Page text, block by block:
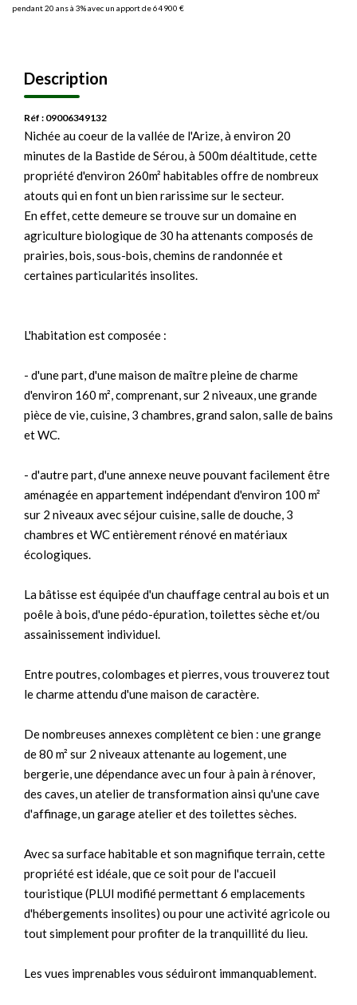
pendant 20 ans à 3% avec un apport de 64 900 €
Description
Réf : 09006349132
Nichée au coeur de la vallée de l'Arize, à environ 20
minutes de la Bastide de Sérou, à 500m déaltitude, cette
propriété d'environ 260m² habitables offre de nombreux
atouts qui en font un bien rarissime sur le secteur.
En effet, cette demeure se trouve sur un domaine en
agriculture biologique de 30 ha attenants composés de
prairies, bois, sous-bois, chemins de randonnée et
certaines particularités insolites.
L'habitation est composée :
- d'une part, d'une maison de maître pleine de charme
d'environ 160 m², comprenant, sur 2 niveaux, une grande
pièce de vie, cuisine, 3 chambres, grand salon, salle de bains
et WC.
- d'autre part, d'une annexe neuve pouvant facilement être
aménagée en appartement indépendant d'environ 100 m²
sur 2 niveaux avec séjour cuisine, salle de douche, 3
chambres et WC entièrement rénové en matériaux
écologiques.
La bâtisse est équipée d'un chauffage central au bois et un
poêle à bois, d'une pédo-épuration, toilettes sèche et/ou
assainissement individuel.
Entre poutres, colombages et pierres, vous trouverez tout
le charme attendu d'une maison de caractère.
De nombreuses annexes complètent ce bien : une grange
de 80 m² sur 2 niveaux attenante au logement, une
bergerie, une dépendance avec un four à pain à rénover,
des caves, un atelier de transformation ainsi qu'une cave
d'affinage, un garage atelier et des toilettes sèches.
Avec sa surface habitable et son magnifique terrain, cette
propriété est idéale, que ce soit pour de l'accueil
touristique (PLUI modifié permettant 6 emplacements
d'hébergements insolites) ou pour une activité agricole ou
tout simplement pour profiter de la tranquillité du lieu.
Les vues imprenables vous séduiront immanquablement.